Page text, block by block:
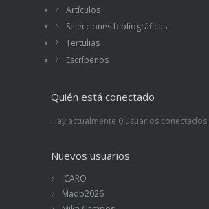
Artículos
Selecciones bibliográficas
Tertulias
Escríbenos
Quién está conectado
Hay actualmente 0 usuarios conectados.
Nuevos usuarios
ICARO
Madb2026